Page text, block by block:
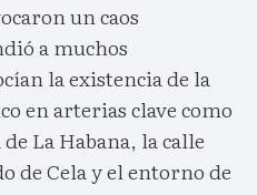
un caos
a muchos
la existencia de la
en arterias clave como
La Habana, la calle
de Cela y el entorno de